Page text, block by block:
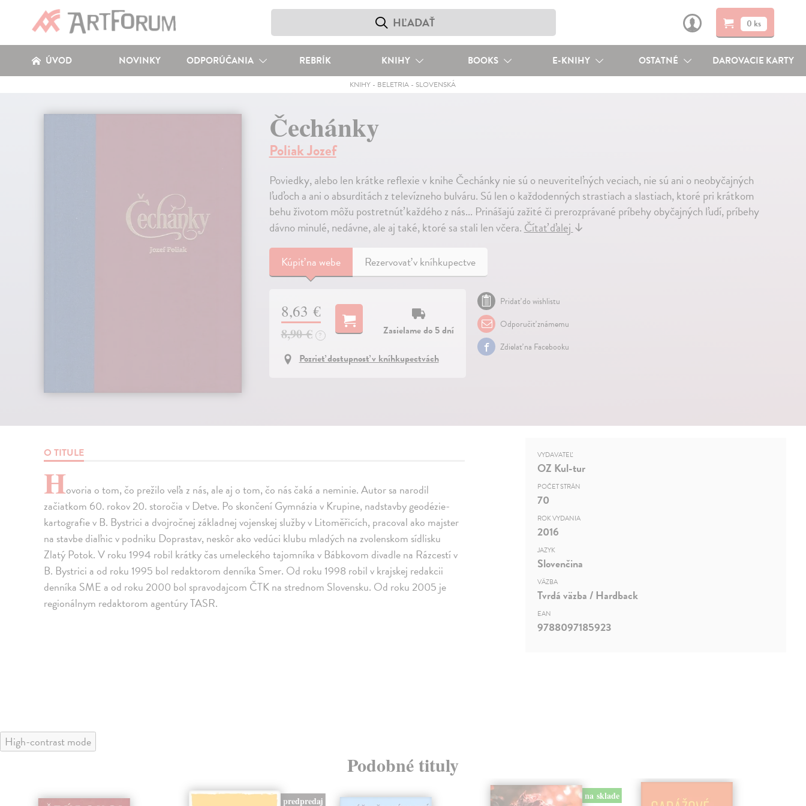
0 ks
ÚVOD NOVINKY ODPORÚČANIA REBRÍK KNIHY BOOKS E-KNIHY OSTATNÉ DAROVACIE KARTY
KNIHY - BELETRIA - SLOVENSKÁ
Čechánky
Poliak Jozef
Poviedky, alebo len krátke reflexie v knihe Čechánky nie sú o neuveriteľných veciach, nie sú ani o neobyčajných
ľuďoch a ani o absurditách z televízneho bulváru. Sú len o každodenných strastiach a slastiach, ktoré pri krátkom
behu životom môžu postretnúť každého z nás... Prinášajú zažité či prerozprávané príbehy obyčajných ľudí, príbehy
dávno minulé, nedávne, ale aj také, ktoré sa stali len včera.Čítať ďalej↓
Kúpiťna webe Rezervovať v kníhkupectve
8,63 €
8,90 € ?
Zasielame do 5 dní
Pozrieť dostupnosť v kníhkupectvách
Pridať do wishlistu
Odporučiť známemu
Zdielať na Facebooku
O TITULE
Hovoria o tom, čo prežilo veľa z nás, ale aj o tom, čo nás čaká a neminie. Autor sa narodil
začiatkom 60. rokov 20. storočia v Detve. Po skončení Gymnázia v Krupine, nadstavby geodézie-
kartografie v B. Bystrici a dvojročnej základnej vojenskej služby v Litoměřicích, pracoval ako majster
na stavbe diaľnic v podniku Doprastav, neskôr ako vedúci klubu mladých na zvolenskom sídlisku
Zlatý Potok. V roku 1994 robil krátky čas umeleckého tajomníka v Bábkovom divadle na Rázcestí v
B. Bystrici a od roku 1995 bol redaktorom denníka Smer. Od roku 1998 robil v krajskej redakcii
denníka SME a od roku 2000 bol spravodajcom ČTK na strednom Slovensku. Od roku 2005 je
regionálnym redaktorom agentúry TASR.
VYDAVATEĽ
OZ Kul-tur
POČET STRÁN
70
ROK VYDANIA
2016
JAZYK
Slovenčina
VÄZBA
Tvrdá väzba / Hardback
EAN
9788097185923
High-contrast mode
Podobné tituly
predpredaj na sklade